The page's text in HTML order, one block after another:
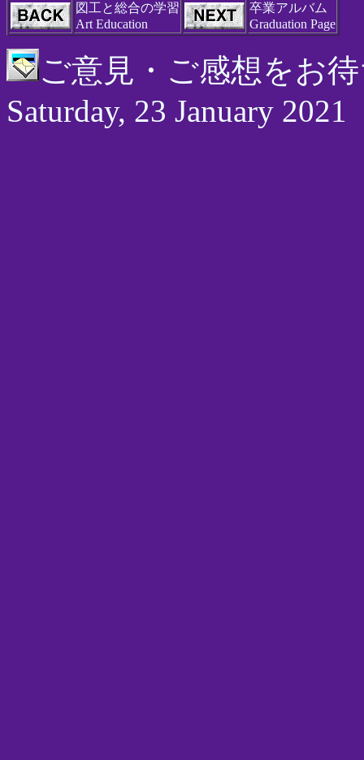
図工と総合の学習
Art Education
卒業アルバム
Graduation Page
ご意見・ご感想をお
Saturday, 23 January 2021